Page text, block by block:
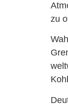
zu